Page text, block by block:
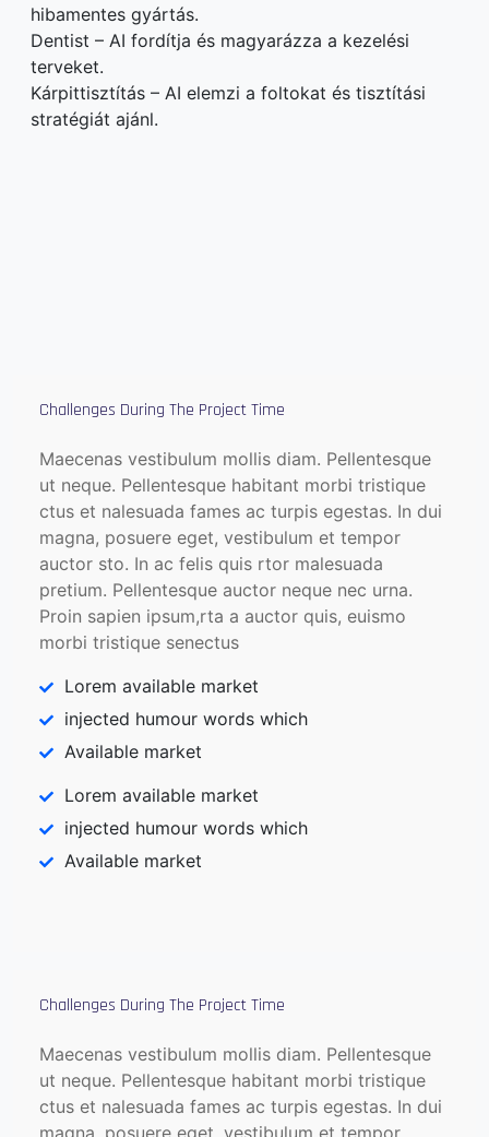
hibamentes gyártás.
Dentist – AI fordítja és magyarázza a kezelési
terveket.
Kárpittisztítás – AI elemzi a foltokat és tisztítási
stratégiát ajánl.
Challenges During The Project Time
Maecenas vestibulum mollis diam. Pellentesque
ut neque. Pellentesque habitant morbi tristique
ctus et nalesuada fames ac turpis egestas. In dui
magna, posuere eget, vestibulum et tempor
auctor sto. In ac felis quis rtor malesuada
pretium. Pellentesque auctor neque nec urna.
Proin sapien ipsum,rta a auctor quis, euismo
morbi tristique senectus
Lorem available market
injected humour words which
Available market
Lorem available market
injected humour words which
Available market
Challenges During The Project Time
Maecenas vestibulum mollis diam. Pellentesque
ut neque. Pellentesque habitant morbi tristique
ctus et nalesuada fames ac turpis egestas. In dui
magna, posuere eget, vestibulum et tempor